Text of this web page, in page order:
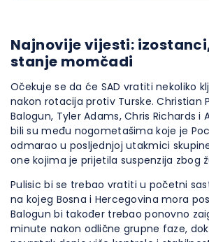
Najnovije vijesti:
stanje momčadi
Očekuje se da će SAD vratiti nekoliko
nakon rotacija protiv Turske. Christian
Balogun, Tyler Adams, Chris Richards i
bili su među nogometašima koje je
odmarao u posljednjoj utakmici
one kojima je prijetila suspenzija zbog
Pulisic bi se trebao vratiti u početni
na kojeg Bosna i Hercegovina mora
Balogun bi također trebao ponovno
minute nakon odlične grupne faze,